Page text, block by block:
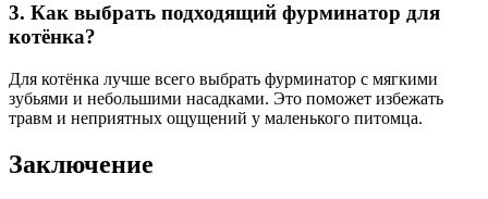
3. Как выбрать подходящий фурминатор для
котёнка?
Для котёнка лучше всего выбрать фурминатор с мягкими
зубьями и небольшими насадками. Это поможет избежать
травм и неприятных ощущений у маленького питомца.
Заключение